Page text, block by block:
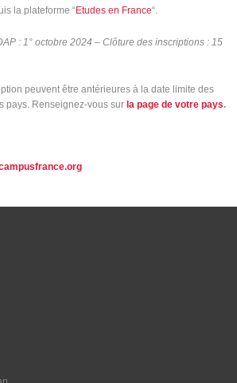
la plateforme “Etudes en France“.
: 1° octobre 2024 – Clôture des inscriptions : 15
peuvent être antérieures à la date limite des
pays. Renseignez-vous sur la page de votre pays.